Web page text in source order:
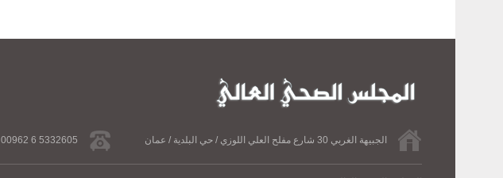
الجبيهة الغربي 30 شارع مفلح العلي اللوزي / حي البلدية / عمان 00962 6 5332605